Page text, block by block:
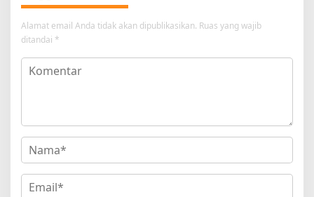
Alamat email Anda tidak akan dipublikasikan. Ruas yang wajib
ditandai *